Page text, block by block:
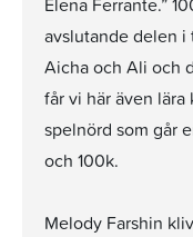
avslutande delen
Aicha och Ali och
får vi här även
spelnörd som går
och 100k.
Melody Farshin